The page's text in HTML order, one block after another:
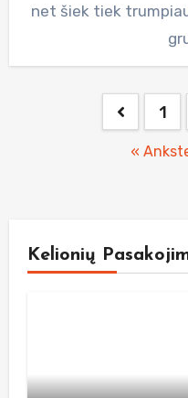
net šiek tiek
pagination
1
«
Kelionių